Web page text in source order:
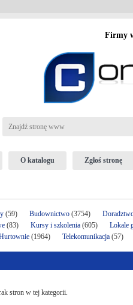
Firmy
O katalogu Zgłoś stronę
(59) Budownictwo (3754)
(83) Kursy i szkolenia (605) Lokale
(1964) Telekomunikacja (57)
stron w tej kategorii.